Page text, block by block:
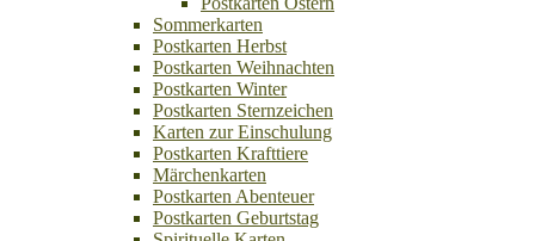
Sommerkarten
Postkarten Herbst
Postkarten Weihnachten
Postkarten Winter
Postkarten Sternzeichen
Karten zur Einschulung
Postkarten Krafttiere
Märchenkarten
Postkarten Abenteuer
Postkarten Geburtstag